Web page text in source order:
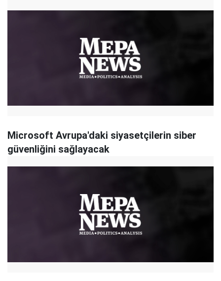
Microsoft Avrupa'daki siyasetçilerin siber
güvenliğini sağlayacak